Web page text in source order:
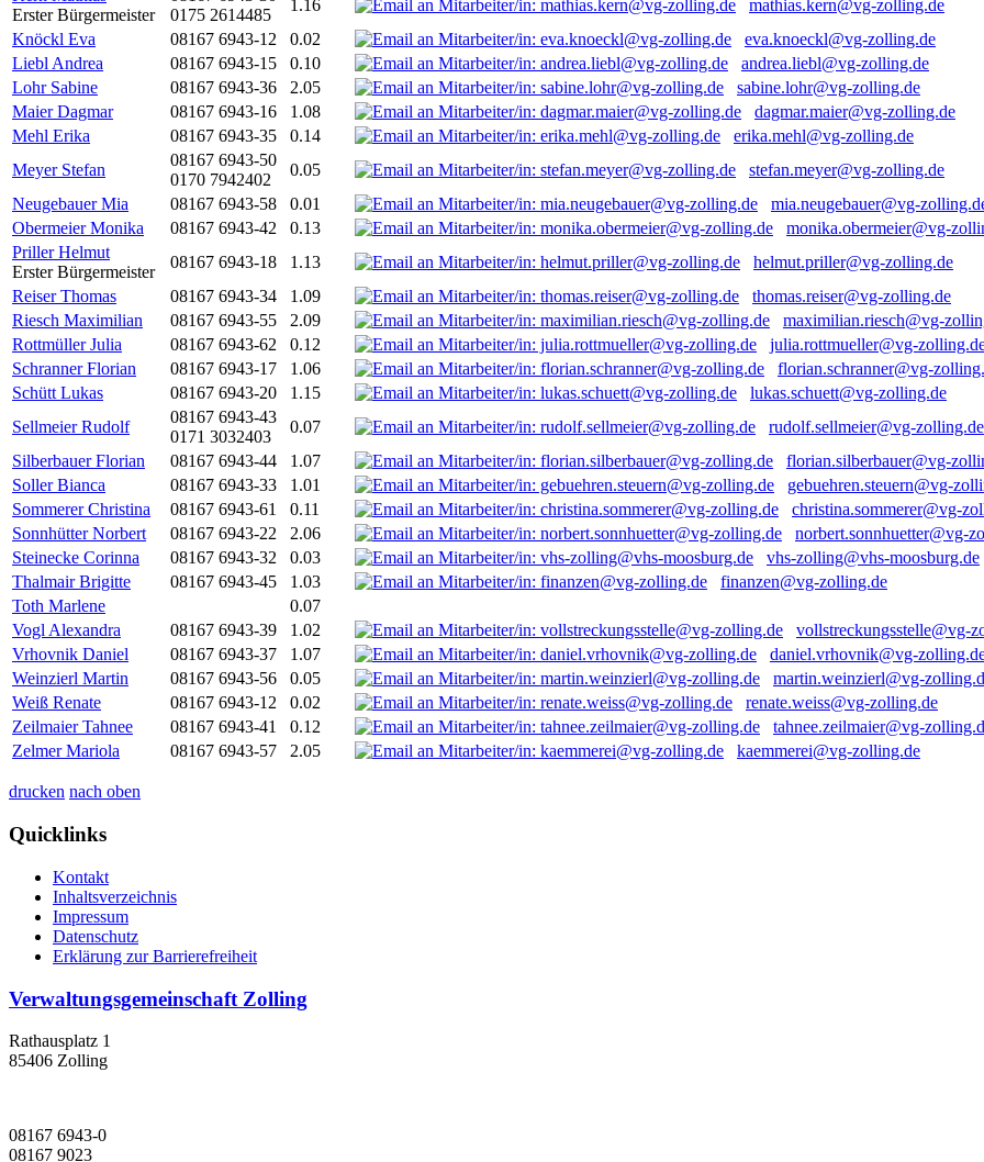
Erster Bürgermeister
0175 2614485
1.16
mathias.kern@vg-zolling.de
Knöckl Eva
08167 6943-12 0.02
eva.knoeckl@vg-zolling.de
Liebl Andrea
08167 6943-15 0.10
andrea.liebl@vg-zolling.de
Lohr Sabine
08167 6943-36 2.05
sabine.lohr@vg-zolling.de
Maier Dagmar
08167 6943-16 1.08
dagmar.maier@vg-zolling.de
Mehl Erika
08167 6943-35 0.14
erika.mehl@vg-zolling.de
Meyer Stefan
08167 6943-50
0170 7942402
0.05
stefan.meyer@vg-zolling.de
Neugebauer Mia
08167 6943-58 0.01
mia.neugebauer@vg-
Obermeier Monika
08167 6943-42 0.13
monika.obermeier@vg-
Priller Helmut
Erster Bürgermeister
08167 6943-18 1.13
helmut.priller@vg-zolling.de
Reiser Thomas
08167 6943-34 1.09
thomas.reiser@vg-zolling.de
Riesch Maximilian
08167 6943-55 2.09
maximilian.riesch@vg-
Rottmüller Julia
08167 6943-62 0.12
julia.rottmueller@vg-
Schranner Florian
08167 6943-17 1.06
florian.schranner@vg-
Schütt Lukas
08167 6943-20 1.15
lukas.schuett@vg-zolling.de
Sellmeier Rudolf
08167 6943-43
0171 3032403
0.07
rudolf.sellmeier@vg-zolling.de
Silberbauer Florian
08167 6943-44 1.07
florian.silberbauer@vg-
Soller Bianca
08167 6943-33 1.01
gebuehren.steuern@vg-
Sommerer Christina
08167 6943-61 0.11
christina.sommerer@vg-
Sonnhütter Norbert
08167 6943-22 2.06
norbert.sonnhuetter@vg-
Steinecke Corinna
08167 6943-32 0.03
vhs-zolling@vhs-moosburg.de
Thalmair Brigitte
08167 6943-45 1.03
finanzen@vg-zolling.de
Toth Marlene
0.07
Vogl Alexandra
08167 6943-39 1.02
vollstreckungsstelle@vg-
Vrhovnik Daniel
08167 6943-37 1.07
daniel.vrhovnik@vg-
Weinzierl Martin
08167 6943-56 0.05
martin.weinzierl@vg-
Weiß Renate
08167 6943-12 0.02
renate.weiss@vg-zolling.de
Zeilmaier Tahnee
08167 6943-41 0.12
tahnee.zeilmaier@vg-
Zelmer Mariola
08167 6943-57 2.05 kaemmerei@vg-zolling.de
drucken nach oben
Quicklinks
Kontakt
Inhaltsverzeichnis
Impressum
Datenschutz
Erklärung zur Barrierefreiheit
Verwaltungsgemeinschaft Zolling
Rathausplatz 1
85406 Zolling
08167 6943-0
08167 9023